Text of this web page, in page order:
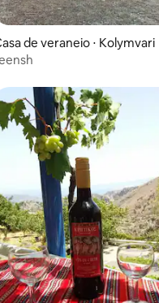
média de 5, 19
de veraneio ⋅ Kolymvari
média de 5, 8